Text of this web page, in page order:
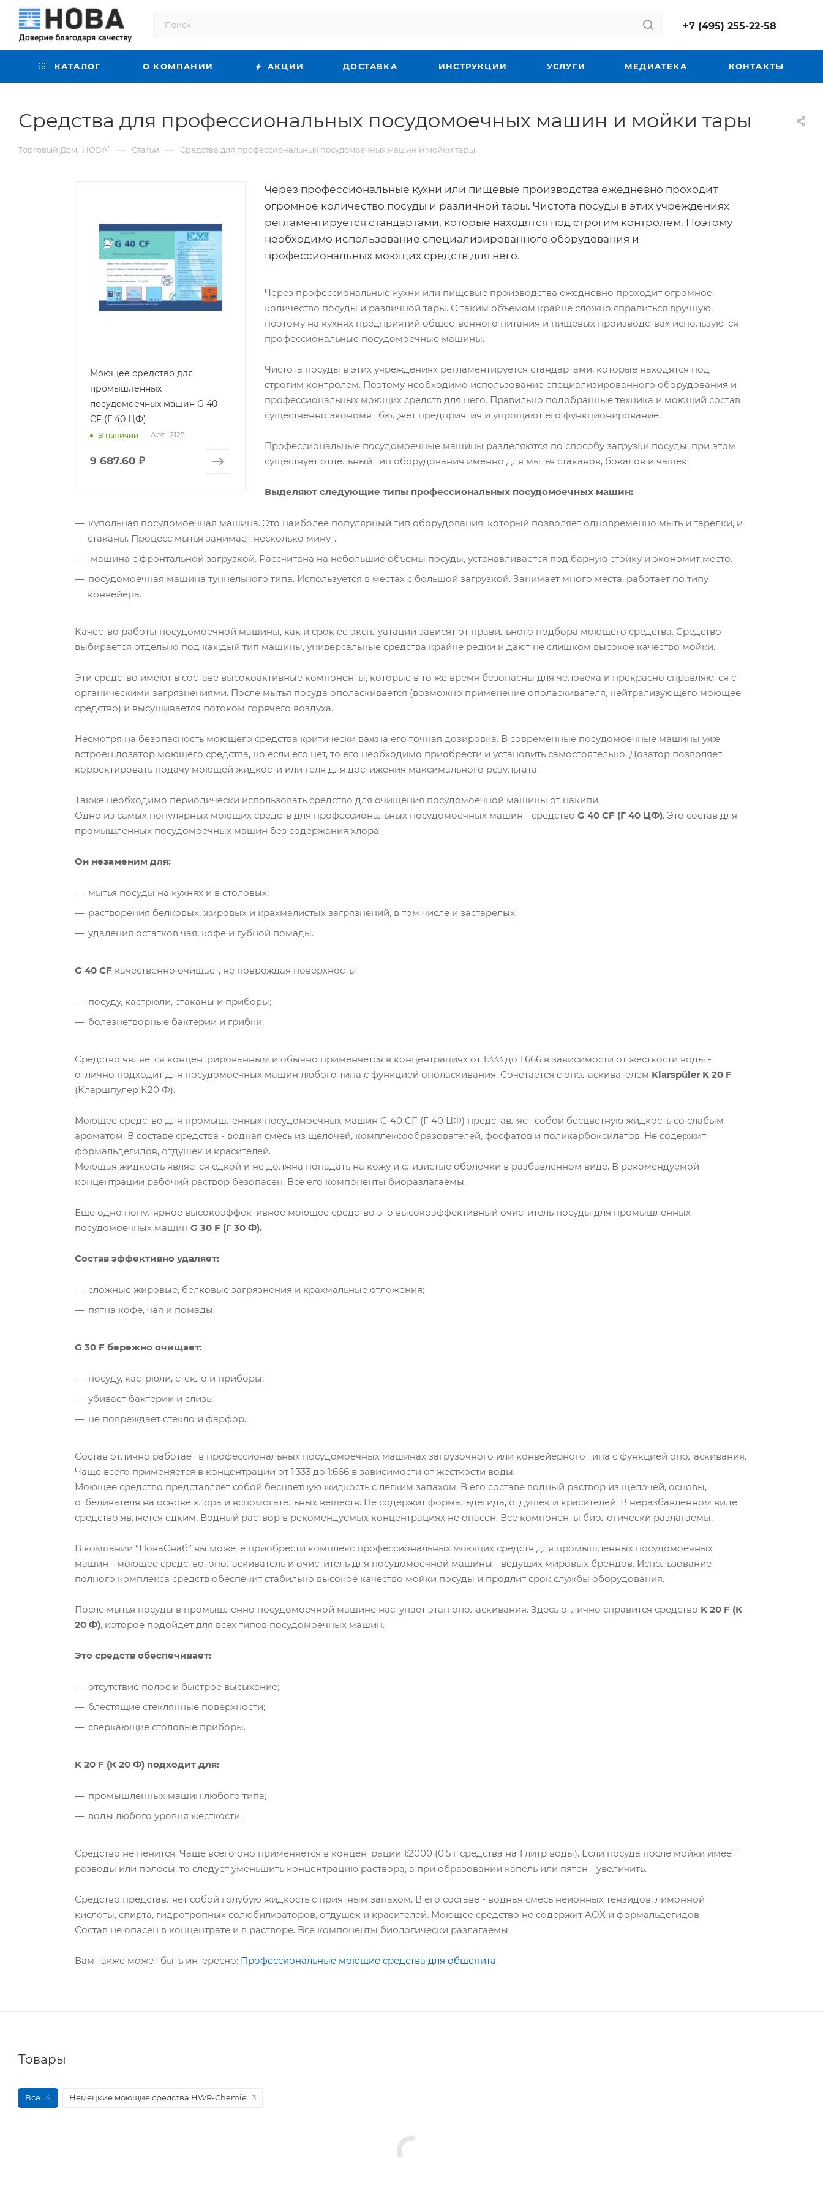
+7 (495) 255-22-58
КАТАЛОГ О КОМПАНИИ АКЦИИ ДОСТАВКА ИНСТРУКЦИИ УСЛУГИ МЕДИАТЕКА КОНТАКТЫ
Средства для профессиональных посудомоечных машин и мойки тары
Торговый Дом “НОВА” — Статьи — Средства для профессиональных посудомоечных машин и мойки тары
Моющее средство для
промышленных
посудомоечных машин G 40
CF (Г 40 ЦФ)
В наличии Арт.: 2125
9 687.60 ₽
Через профессиональные кухни или пищевые производства ежедневно проходит
огромное количество посуды и различной тары. Чистота посуды в этих учреждениях
регламентируется стандартами, которые находятся под строгим контролем. Поэтому
необходимо использование специализированного оборудования и
профессиональных моющих средств для него.
Через профессиональные кухни или пищевые производства ежедневно проходит огромное
количество посуды и различной тары. С таким объемом крайне сложно справиться вручную,
поэтому на кухнях предприятий общественного питания и пищевых производствах используются
профессиональные посудомоечные машины.
Чистота посуды в этих учреждениях регламентируется стандартами, которые находятся под
строгим контролем. Поэтому необходимо использование специализированного оборудования и
профессиональных моющих средств для него. Правильно подобранные техника и моющий состав
существенно экономят бюджет предприятия и упрощают его функционирование.
Профессиональные посудомоечные машины разделяются по способу загрузки посуды, при этом
существует отдельный тип оборудования именно для мытья стаканов, бокалов и чашек.
Выделяют следующие типы профессиональных посудомоечных машин:
купольная посудомоечная машина. Это наиболее популярный тип оборудования, который позволяет одновременно мыть и тарелки, и
стаканы. Процесс мытья занимает несколько минут.
машина с фронтальной загрузкой. Рассчитана на небольшие объемы посуды, устанавливается под барную стойку и экономит место.
посудомоечная машина туннельного типа. Используется в местах с большой загрузкой. Занимает много места, работает по типу
конвейера.
Качество работы посудомоечной машины, как и срок ее эксплуатации зависят от правильного подбора моющего средства. Средство
выбирается отдельно под каждый тип машины, универсальные средства крайне редки и дают не слишком высокое качество мойки.
Эти средство имеют в составе высокоактивные компоненты, которые в то же время безопасны для человека и прекрасно справляются с
органическими загрязнениями. После мытья посуда ополаскивается (возможно применение ополаскивателя, нейтрализующего моющее
средство) и высушивается потоком горячего воздуха.
Несмотря на безопасность моющего средства критически важна его точная дозировка. В современные посудомоечные машины уже
встроен дозатор моющего средства, но если его нет, то его необходимо приобрести и установить самостоятельно. Дозатор позволяет
корректировать подачу моющей жидкости или геля для достижения максимального результата.
Также необходимо периодически использовать средство для очищения посудомоечной машины от накипи.
Одно из самых популярных моющих средств для профессиональных посудомоечных машин - средство G 40 CF (Г 40 ЦФ). Это состав для
промышленных посудомоечных машин без содержания хлора.
Он незаменим для:
мытья посуды на кухнях и в столовых;
растворения белковых, жировых и крахмалистых загрязнений, в том числе и застарелых;
удаления остатков чая, кофе и губной помады.
G 40 CF качественно очищает, не повреждая поверхность:
посуду, кастрюли, стаканы и приборы;
болезнетворные бактерии и грибки.
Средство является концентрированным и обычно применяется в концентрациях от 1:333 до 1:666 в зависимости от жесткости воды -
отлично подходит для посудомоечных машин любого типа с функцией ополаскивания. Сочетается с ополаскивателем Klarspüler K 20 F
(Кларшпулер К20 Ф).
Моющее средство для промышленных посудомоечных машин G 40 СF (Г 40 ЦФ) представляет собой бесцветную жидкость со слабым
ароматом. В составе средства - водная смесь из щелочей, комплексообразователей, фосфатов и поликарбоксилатов. Не содержит
формальдегидов, отдушек и красителей.
Моющая жидкость является едкой и не должна попадать на кожу и слизистые оболочки в разбавленном виде. В рекомендуемой
концентрации рабочий раствор безопасен. Все его компоненты биоразлагаемы.
Еще одно популярное высокоэффективное моющее средство это высокоэффективный очиститель посуды для промышленных
посудомоечных машин G 30 F (Г 30 Ф).
Состав эффективно удаляет:
сложные жировые, белковые загрязнения и крахмальные отложения;
пятна кофе, чая и помады.
G 30 F бережно очищает:
посуду, кастрюли, стекло и приборы;
убивает бактерии и слизь;
не повреждает стекло и фарфор.
Состав отлично работает в профессиональных посудомоечных машинах загрузочного или конвейерного типа с функцией ополаскивания.
Чаще всего применяется в концентрации от 1:333 до 1:666 в зависимости от жесткости воды.
Моющее средство представляет собой бесцветную жидкость с легким запахом. В его составе водный раствор из щелочей, основы,
отбеливателя на основе хлора и вспомогательных веществ. Не содержит формальдегида, отдушек и красителей. В неразбавленном виде
средство является едким. Водный раствор в рекомендуемых концентрациях не опасен. Все компоненты биологически разлагаемы.
В компании “НоваСнаб” вы можете приобрести комплекс профессиональных моющих средств для промышленных посудомоечных
машин - моющее средство, ополаскиватель и очиститель для посудомоечной машины - ведущих мировых брендов. Использование
полного комплекса средств обеспечит стабильно высокое качество мойки посуды и продлит срок службы оборудования.
После мытья посуды в промышленно посудомоечной машине наступает этап ополаскивания. Здесь отлично справится средство K 20 F (К
20 Ф), которое подойдет для всех типов посудомоечных машин.
Это средств обеспечивает:
отсутствие полос и быстрое высыхание;
блестящие стеклянные поверхности;
сверкающие столовые приборы.
K 20 F (К 20 Ф) подходит для:
промышленных машин любого типа;
воды любого уровня жесткости.
Средство не пенится. Чаще всего оно применяется в концентрации 1:2000 (0.5 г средства на 1 литр воды). Если посуда после мойки имеет
разводы или полосы, то следует уменьшить концентрацию раствора, а при образовании капель или пятен - увеличить.
Средство представляет собой голубую жидкость с приятным запахом. В его составе - водная смесь неионных тензидов, лимонной
кислоты, спирта, гидротропных солюбилизаторов, отдушек и красителей. Моющее средство не содержит AOX и формальдегидов
Состав не опасен в концентрате и в растворе. Все компоненты биологически разлагаемы.
Вам также может быть интересно: Профессиональные моющие средства для общепита
Товары
Все 4 Немецкие моющие средства HWR-Chemie 3